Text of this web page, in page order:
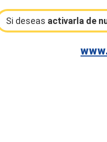
Si deseas activarla de